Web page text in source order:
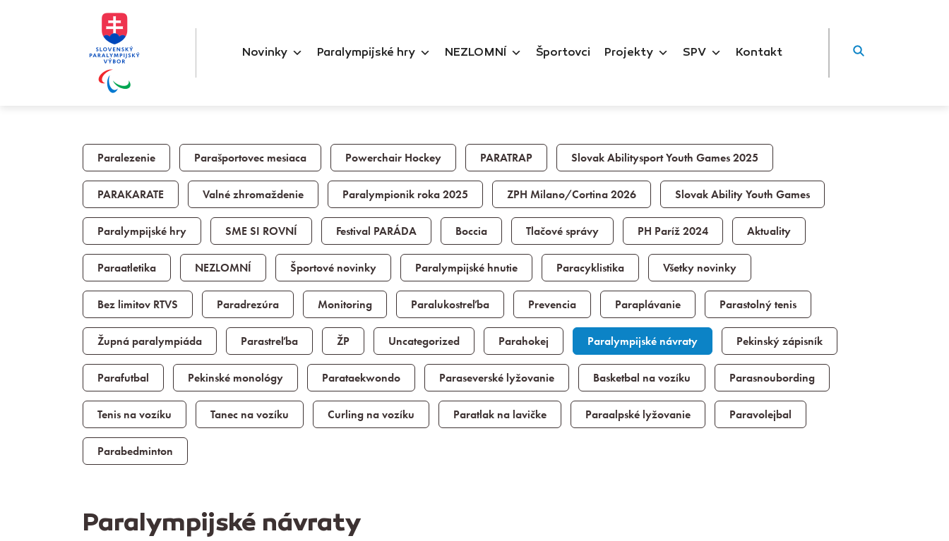
Novinky Paralympijské hry NEZLOMNÍ Športovci Projekty SPV Kontakt
Paralezenie Parašportovec mesiaca Powerchair Hockey PARATRAP Slovak Abilitysport Youth Games 2025
PARAKARATE Valné zhromaždenie Paralympionik roka 2025 ZPH Milano/Cortina 2026 Slovak Ability Youth Games
Paralympijské hry SME SI ROVNÍ Festival PARÁDA Boccia Tlačové správy PH Paríž 2024 Aktuality
Paraatletika NEZLOMNÍ Športové novinky Paralympijské hnutie Paracyklistika Všetky novinky
Bez limitov RTVS Paradrezúra Monitoring Paralukostreľba Prevencia Paraplávanie Parastolný tenis
Župná paralympiáda Parastreľba ŽP Uncategorized Parahokej Paralympijské návraty Pekinský zápisník
Parafutbal Pekinské monológy Parataekwondo Paraseverské lyžovanie Basketbal na vozíku Parasnoubording
Tenis na vozíku Tanec na vozíku Curling na vozíku Paratlak na lavičke Paraalpské lyžovanie Paravolejbal
Parabedminton
Paralympijské návraty